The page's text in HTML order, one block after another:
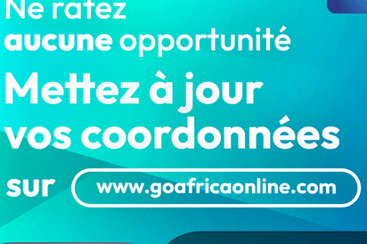
dernier, la seconde étape des foires régionales de
Zoumé. Prévue pour démarrer ce vendredi 9 août,
du Collège d’Enseignement Général 1 de
départements à savoir le Zou, les Collines, le
fabriqués de leurs propres mains.
leurs diverses créations telles que des
tissés, des objets de la joaillerie, des produits
maroquinerie, etc. Une opportunité de promotion,
faire des artisans des trois (3) différentes